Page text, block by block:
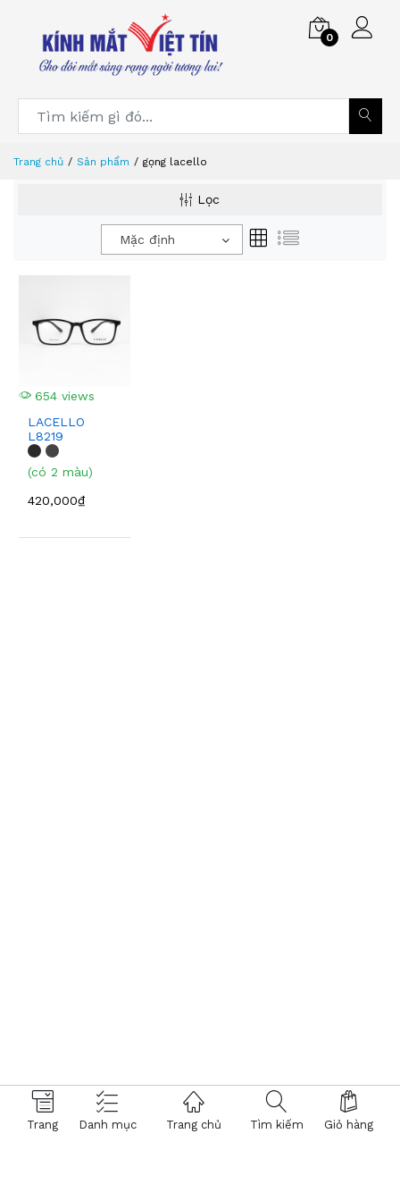
0
Trang Danh mục Trang chủ Tìm kiếm Giỏ hàng
Trang chủ Sản phẩm gọng lacello
Lọc
Mặc định
654 views
LACELLO
L8219
(có 2 màu)
420,000₫